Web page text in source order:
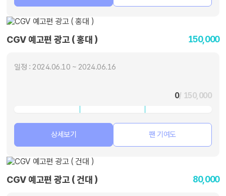
CGV 예고편 광고 ( 홍대 ) 150,000
일정 : 2024.06.10 ~ 2024.06.16
0/ 150,000
상세보기 팬 기여도
CGV 예고편 광고 ( 건대 ) 80,000